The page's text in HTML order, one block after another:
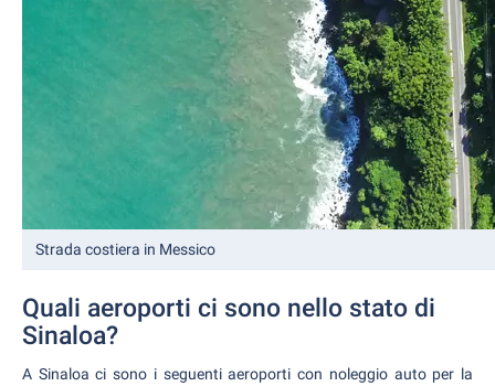
Strada costiera in Messico
Quali aeroporti ci sono nello stato di
Sinaloa?
A Sinaloa ci sono i seguenti aeroporti con noleggio auto per la